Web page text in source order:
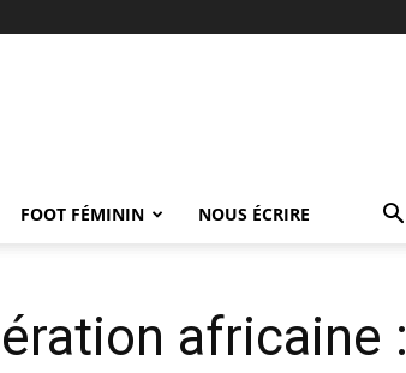
FOOT FÉMININ NOUS ÉCRIRE
africaine :